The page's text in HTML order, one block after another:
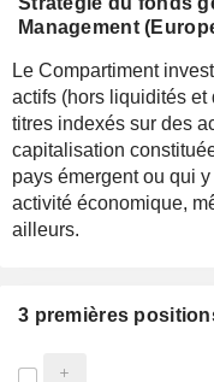
Management
Le Compartiment
actifs (hors liquidités
titres indexés sur des
capitalisation
pays émergent ou qui
activité économique,
ailleurs.
3 premières